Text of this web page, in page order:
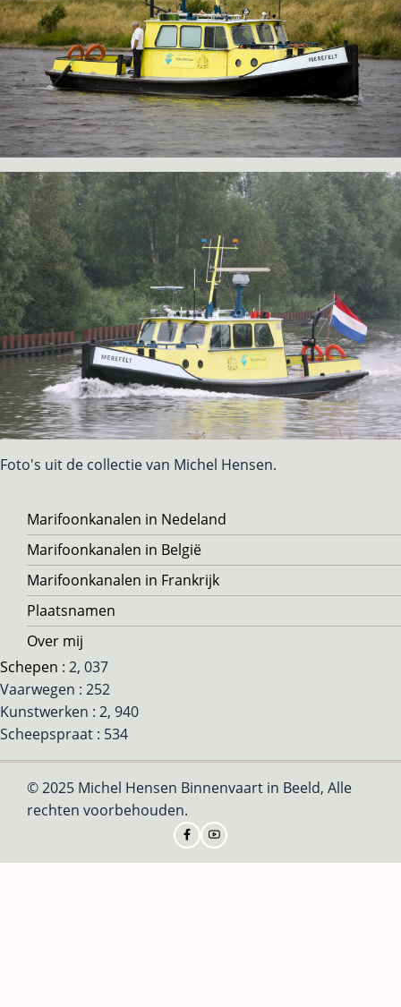
Foto's uit de collectie van Michel Hensen.
Voet
Marifoonkanalen in Nedeland
Marifoonkanalen in België
Marifoonkanalen in Frankrijk
Plaatsnamen
Over mij
Schepen : 2, 037
Vaarwegen : 252
Kunstwerken : 2, 940
Scheepspraat : 534
© 2025 Michel Hensen Binnenvaart in Beeld, Alle
rechten voorbehouden.